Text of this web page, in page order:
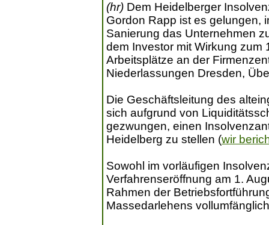
(hr) Dem Heidelberger
Gordon Rapp ist es gelungen,
Sanierung das Unternehmen
dem Investor mit Wirkung zum
Arbeitsplätze an der
Niederlassungen Dresden,
Die Geschäftsleitung des
sich aufgrund von
gezwungen, einen
Heidelberg zu stellen (wir
Sowohl im vorläufigen
Verfahrenseröffnung am 1.
Rahmen der
Massedarlehens